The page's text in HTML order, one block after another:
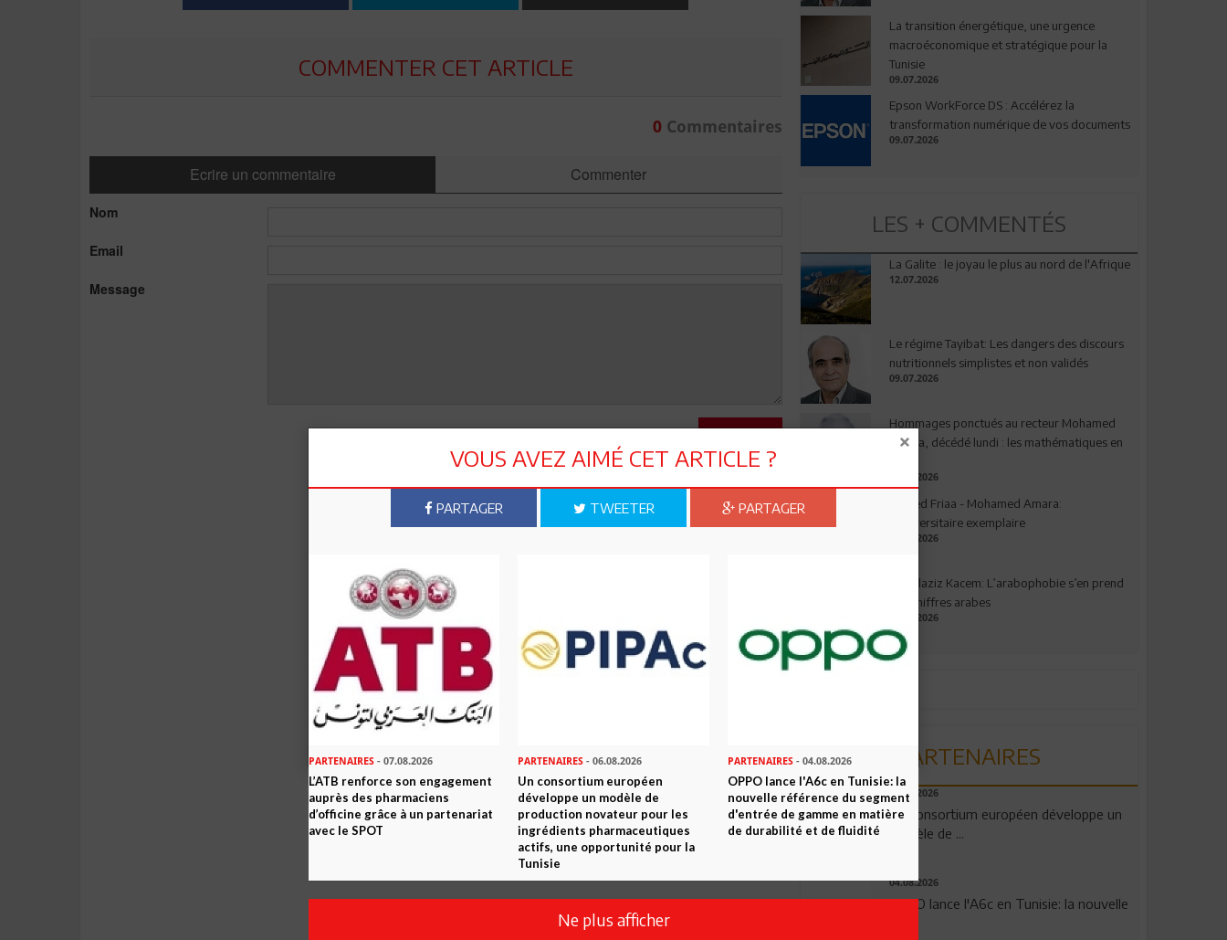
COMMENTER CET ARTICLE
0Commentaires
Ecrire un commentaire Commenter
Nom
Email
Message
Envoyer
La transition énergétique, une urgence
macroéconomique et stratégique pour la
Tunisie
09.07.2026
Epson WorkForce DS : Accélérez la
transformation numérique de vos documents
09.07.2026
LES + COMMENTÉS
La Galite : le joyau le plus au nord de l'Afrique
12.07.2026
Le régime Tayibat: Les dangers des discours
nutritionnels simplistes et non validés
09.07.2026
Hommages ponctués au recteur Mohamed
Amara, décédé lundi : les mathématiques en
03.08.2026
Ahmed Friaa - Mohamed Amara:
l’Universitaire exemplaire
04.08.2026
Abdelaziz Kacem: L’arabophobie s’en prend
aux chiffres arabes
09.07.2026
PARTENAIRES
06.08.2026
Un consortium européen développe un
modèle de ...
04.08.2026
OPPO lance l'A6c en Tunisie: la nouvelle
VOUS AVEZ AIMÉ CET ARTICLE ?
PARTAGER TWEETER PARTAGER
PARTENAIRES - 07.08.2026
L’ATB renforce son engagement
auprès des pharmaciens
d’officine grâce à un partenariat
avec le SPOT
PARTENAIRES - 06.08.2026
Un consortium européen
développe un modèle de
production novateur pour les
ingrédients pharmaceutiques
actifs, une opportunité pour la
Tunisie
PARTENAIRES- 04.08.2026
OPPO lance l'A6c en Tunisie: la
nouvelle référence du segment
d'entrée de gamme en matière
de durabilité et de fluidité
Ne plus afficher